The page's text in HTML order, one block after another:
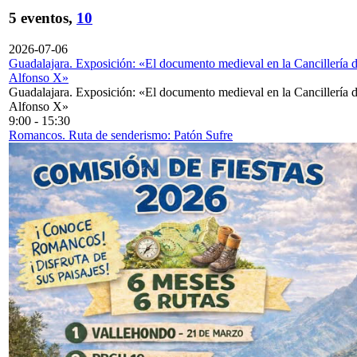
5 eventos, 10
2026-07-06
Guadalajara. Exposición: «El documento medieval en la Cancillería
Alfonso X»
Guadalajara. Exposición: «El documento medieval en la Cancillería
Alfonso X»
9:00 - 15:30
Romancos. Ruta de senderismo: Patón Sufre